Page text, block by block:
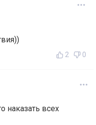
2 0
наказать всех